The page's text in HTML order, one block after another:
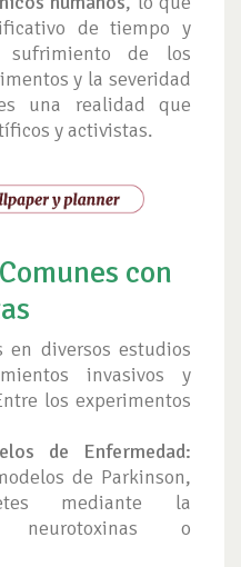
de tiempo y
sufrimiento de los
y la severidad
una realidad que
y activistas.
con
diversos estudios
invasivos y
los experimentos
de Enfermedad:
de Parkinson,
mediante la
neurotoxinas o